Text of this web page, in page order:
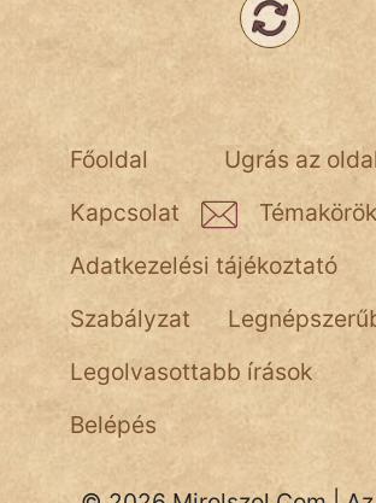
Ugrás az
Főoldal
Kapcsolat
Témakörök
Adatkezelési tájékoztató
Szabályzat
Legolvasottabb írások
Belépés